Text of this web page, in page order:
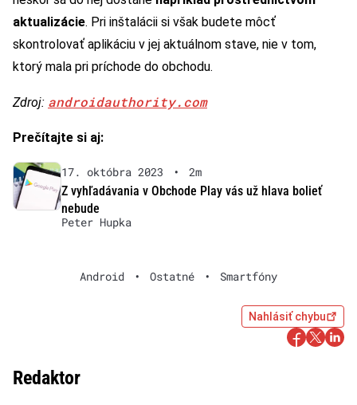
aktualizácie. Pri inštalácii si však budete môcť
skontrolovať aplikáciu v jej aktuálnom stave, nie v tom,
ktorý mala pri príchode do obchodu.
Zdroj: androidauthority.com
Prečítajte si aj:
17. októbra 2023 •
2m
Z vyhľadávania v Obchode Play vás už hlava bolieť
nebude
Peter Hupka
Android • Ostatné • Smartfóny
Nahlásiť chybu
Redaktor